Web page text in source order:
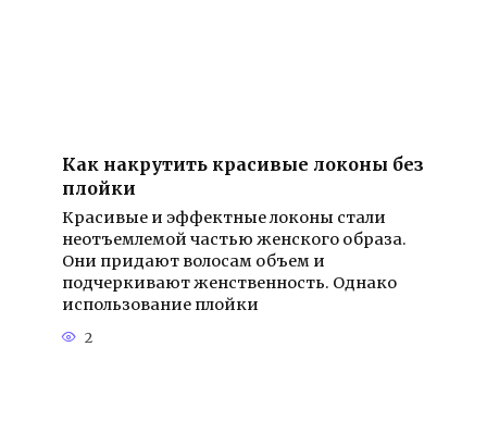
Как накрутить красивые локоны без
плойки
Красивые и эффектные локоны стали
неотъемлемой частью женского образа.
Они придают волосам объем и
подчеркивают женственность. Однако
использование плойки
2